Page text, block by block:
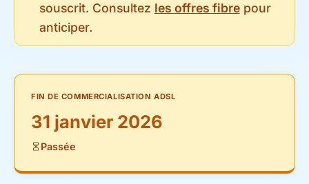
souscrit. Consultez les offres fibrepour
anticiper.
FIN DE COMMERCIALISATION ADSL
31 janvier 2026
Passée